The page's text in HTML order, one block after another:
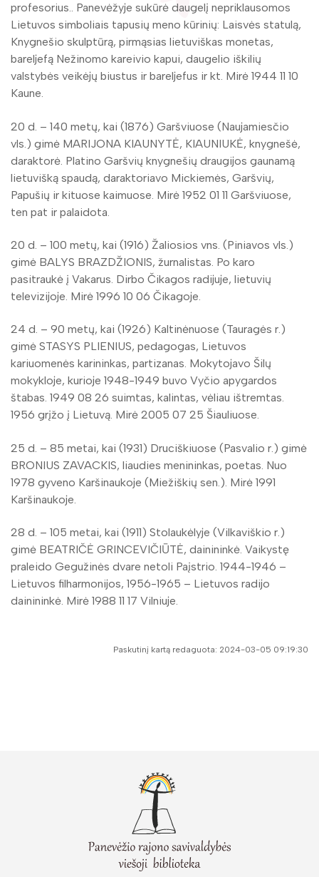
profesorius.. Panevėžyje sukūrė daugelį nepriklausomos
Lietuvos simboliais tapusių meno kūrinių: Laisvės statulą,
Knygnešio skulptūrą, pirmąsias lietuviškas monetas,
bareljefą Nežinomo kareivio kapui, daugelio iškilių
valstybės veikėjų biustus ir bareljefus ir kt. Mirė 1944 11 10
Kaune.
20 d. – 140 metų, kai (1876) Garšviuose (Naujamiesčio
vls.) gimė MARIJONA KIAUNYTĖ, KIAUNIUKĖ, knygnešė,
daraktorė. Platino Garšvių knygnešių draugijos gaunamą
lietuvišką spaudą, daraktoriavo Mickiemės, Garšvių,
Papušių ir kituose kaimuose. Mirė 1952 01 11 Garšviuose,
ten pat ir palaidota.
20 d. – 100 metų, kai (1916) Žaliosios vns. (Piniavos vls.)
gimė BALYS BRAZDŽIONIS, žurnalistas. Po karo
pasitraukė į Vakarus. Dirbo Čikagos radijuje, lietuvių
televizijoje. Mirė 1996 10 06 Čikagoje.
24 d. – 90 metų, kai (1926) Kaltinėnuose (Tauragės r.)
gimė STASYS PLIENIUS, pedagogas, Lietuvos
kariuomenės karininkas, partizanas. Mokytojavo Šilų
mokykloje, kurioje 1948-1949 buvo Vyčio apygardos
štabas. 1949 08 26 suimtas, kalintas, vėliau ištremtas.
1956 grįžo į Lietuvą. Mirė 2005 07 25 Šiauliuose.
25 d. – 85 metai, kai (1931) Druciškiuose (Pasvalio r.) gimė
BRONIUS ZAVACKIS, liaudies menininkas, poetas. Nuo
1978 gyveno Karšinaukoje (Miežiškių sen.). Mirė 1991
Karšinaukoje.
28 d. – 105 metai, kai (1911) Stolaukėlyje (Vilkaviškio r.)
gimė BEATRIČĖ GRINCEVIČIŪTĖ, dainininkė. Vaikystę
praleido Gegužinės dvare netoli Paįstrio. 1944-1946 –
Lietuvos filharmonijos, 1956-1965 – Lietuvos radijo
dainininkė. Mirė 1988 11 17 Vilniuje.
Paskutinį kartą redaguota: 2024-03-05 09:19:30